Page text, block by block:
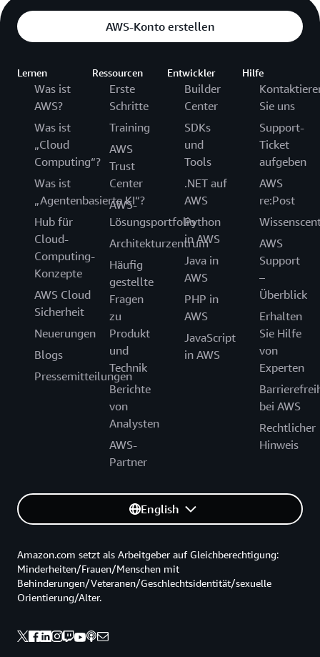
AWS-Konto erstellen
Lernen
Was ist
AWS?
Was ist
„Cloud
Computing“?
Was ist
„Agentenbasierte KI“?
Hub für
Cloud-
Computing-
Konzepte
AWS Cloud
Sicherheit
Neuerungen
Blogs
Pressemitteilungen
Ressourcen
Erste
Schritte
Training
AWS
Trust
Center
AWS-
Lösungsportfolio
Architekturzentrum
Häufig
gestellte
Fragen
zu
Produkt
und
Technik
Berichte
von
Analysten
AWS-
Partner
Entwickler
Builder
Center
SDKs
und
Tools
.NET auf
AWS
Python
in AWS
Java in
AWS
PHP in
AWS
JavaScript
in AWS
Hilfe
Sie uns
Support-
Ticket
aufgeben
AWS
re:Post
AWS
Support
–
Überblick
Erhalten
Sie Hilfe
von
Experten
bei AWS
Rechtlicher
Hinweis
English
Amazon.com setzt als Arbeitgeber auf Gleichberechtigung:
Minderheiten/Frauen/Menschen mit
Behinderungen/Veteranen/Geschlechtsidentität/sexuelle
Orientierung/Alter.